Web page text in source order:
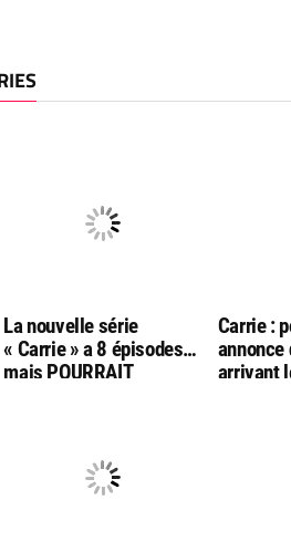
La nouvelle série
« Carrie » a 8 épisodes…
mais POURRAIT
Carrie :
annonce
arrivant